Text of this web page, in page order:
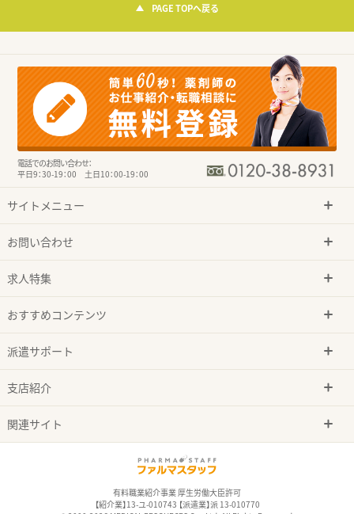
PAGE TOPへ戻る
電話でのお問い合わせ：
平日9：30-19：00 土日10：00-19：00
サイトメニュー
お問い合わせ
求人特集
おすすめコンテンツ
派遣サポート
支店紹介
関連サイト
有料職業紹介事業 厚生労働大臣許可
【紹介業】13-ユ-010743 【派遣業】派 13-010770